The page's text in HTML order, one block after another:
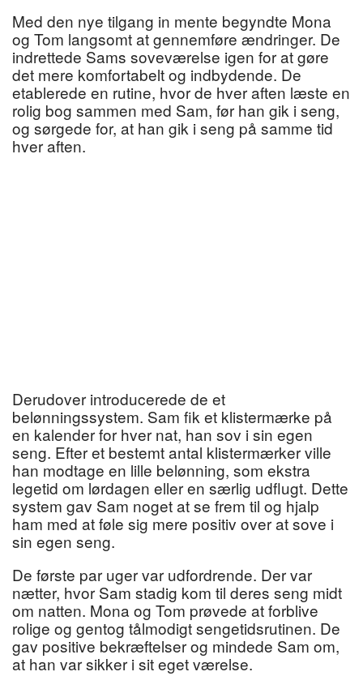
Med den nye tilgang in mente begyndte Mona
og Tom langsomt at gennemføre ændringer. De
indrettede Sams soveværelse igen for at gøre
det mere komfortabelt og indbydende. De
etablerede en rutine, hvor de hver aften læste en
rolig bog sammen med Sam, før han gik i seng,
og sørgede for, at han gik i seng på samme tid
hver aften.
Derudover introducerede de et
belønningssystem. Sam fik et klistermærke på
en kalender for hver nat, han sov i sin egen
seng. Efter et bestemt antal klistermærker ville
han modtage en lille belønning, som ekstra
legetid om lørdagen eller en særlig udflugt. Dette
system gav Sam noget at se frem til og hjalp
ham med at føle sig mere positiv over at sove i
sin egen seng.
De første par uger var udfordrende. Der var
nætter, hvor Sam stadig kom til deres seng midt
om natten. Mona og Tom prøvede at forblive
rolige og gentog tålmodigt sengetidsrutinen. De
gav positive bekræftelser og mindede Sam om,
at han var sikker i sit eget værelse.